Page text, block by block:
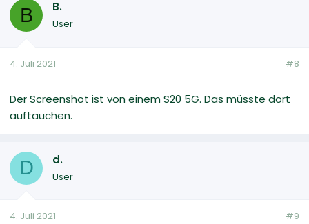
B B.
User
4. Juli 2021 #8
Der Screenshot ist von einem S20 5G. Das müsste dort
auftauchen.
D d.
User
4. Juli 2021 #9